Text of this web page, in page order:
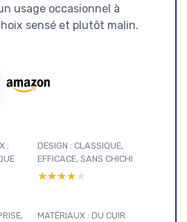
usage occasionnel à
sensé et plutôt malin.
:
DESIGN : CLASSIQUE,
EFFICACE, SANS CHICHI
★★★★★
★★★★★
MATÉRIAUX : DU CUIR